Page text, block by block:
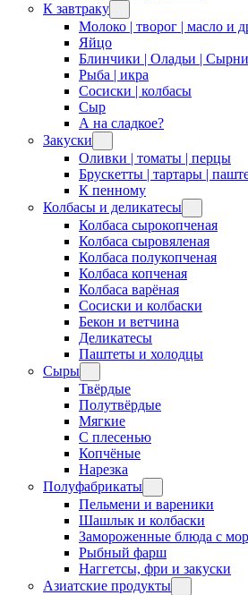
К завтраку
Молоко | творог | масло и
Яйцо
Блинчики | Оладьи |
Рыба | икра
Сосиски | колбасы
Сыр
А на сладкое?
Закуски
Оливки | томаты | перцы
Брускетты | тартары |
К пенному
Колбасы и деликатесы
Колбаса сырокопченая
Колбаса сыровяленая
Колбаса полукопченая
Колбаса копченая
Колбаса варёная
Сосиски и колбаски
Бекон и ветчина
Деликатесы
Паштеты и холодцы
Сыры
Твёрдые
Полутвёрдые
Мягкие
С плесенью
Копчёные
Нарезка
Полуфабрикаты
Пельмени и вареники
Шашлык и колбаски
Замороженные блюда с
Рыбный фарш
Наггетсы, фри и закуски
Азиатские продукты